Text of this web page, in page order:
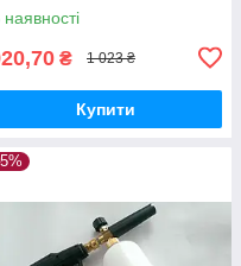
наявності
₴ 1 023 ₴
Купити